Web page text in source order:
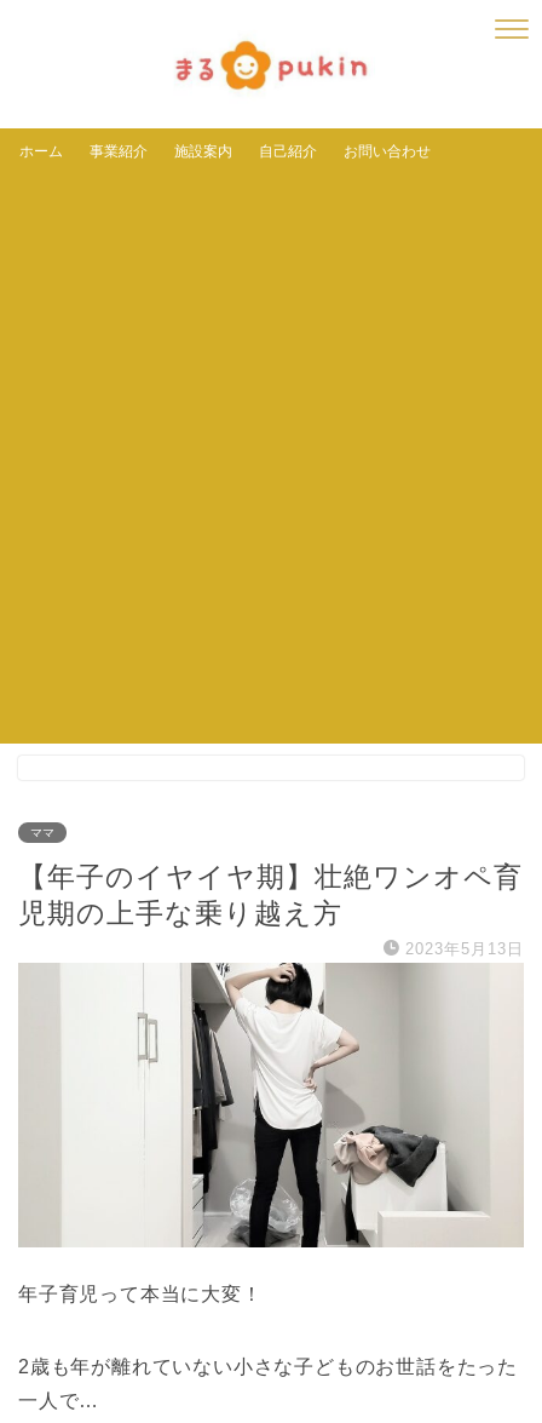
ホーム 事業紹介 施設案内 自己紹介 お問い合わせ
ママ
【年子のイヤイヤ期】壮絶ワンオペ育
児期の上手な乗り越え方
2023年5月13日
年子育児って本当に大変！
2歳も年が離れていない小さな子どものお世話をたった
一人で…